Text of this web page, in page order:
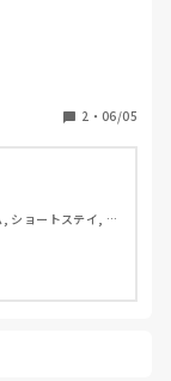
2 ・ 06/05
ショートステイ, デ